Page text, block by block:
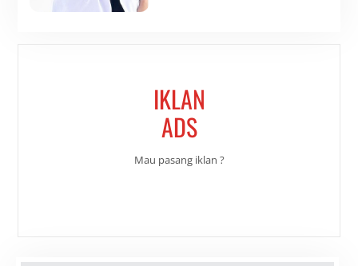
IKLAN
ADS
Mau pasang iklan ?